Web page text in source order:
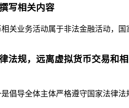
写相关内容
关业务活动属于非法金融活动，
法规，远离虚拟货币交易和
倡导全体主体严格遵守国家法律